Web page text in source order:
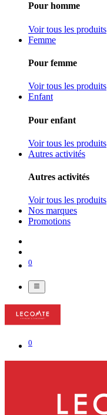
Pour homme
Voir tous les produits
Femme
Pour femme
Voir tous les produits
Enfant
Pour enfant
Voir tous les produits
Autres activités
Autres activités
Voir tous les produits
Nos marques
Promotions
0
0